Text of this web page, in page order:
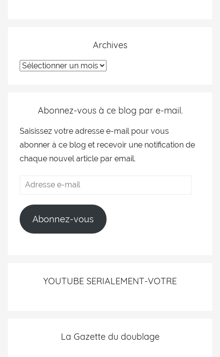
Archives
Abonnez-vous à ce blog par e-mail.
Saisissez votre adresse e-mail pour vous
abonner à ce blog et recevoir une notification de
chaque nouvel article par email.
Abonnez-vous
YOUTUBE SERIALEMENT-VOTRE
La Gazette du doublage